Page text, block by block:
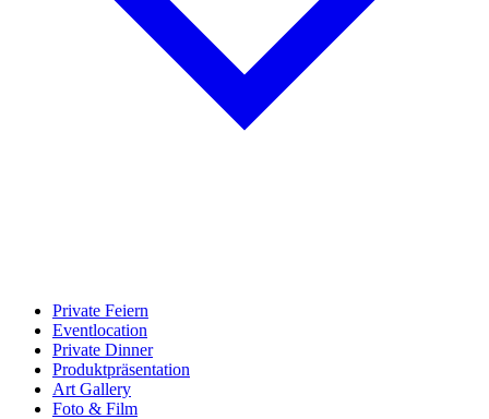
Private Feiern
Eventlocation
Private Dinner
Produktpräsentation
Art Gallery
Foto & Film